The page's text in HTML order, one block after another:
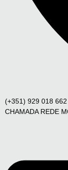
(+351) 929 018 662
CHAMADA REDE